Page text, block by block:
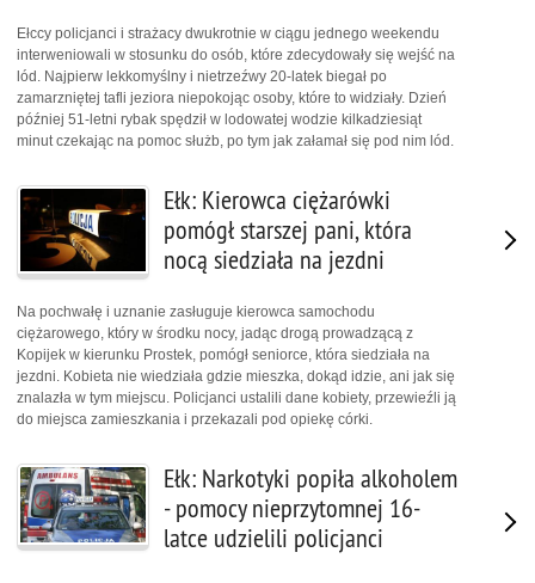
Ełccy policjanci i strażacy dwukrotnie w ciągu jednego weekendu
interweniowali w stosunku do osób, które zdecydowały się wejść na
lód. Najpierw lekkomyślny i nietrzeźwy 20-latek biegał po
zamarzniętej tafli jeziora niepokojąc osoby, które to widziały. Dzień
później 51-letni rybak spędził w lodowatej wodzie kilkadziesiąt
minut czekając na pomoc służb, po tym jak załamał się pod nim lód.
Ełk: Kierowca ciężarówki
pomógł starszej pani, która
nocą siedziała na jezdni
Na pochwałę i uznanie zasługuje kierowca samochodu
ciężarowego, który w środku nocy, jadąc drogą prowadzącą z
Kopijek w kierunku Prostek, pomógł seniorce, która siedziała na
jezdni. Kobieta nie wiedziała gdzie mieszka, dokąd idzie, ani jak się
znalazła w tym miejscu. Policjanci ustalili dane kobiety, przewieźli ją
do miejsca zamieszkania i przekazali pod opiekę córki.
Ełk: Narkotyki popiła alkoholem
- pomocy nieprzytomnej 16-
latce udzielili policjanci